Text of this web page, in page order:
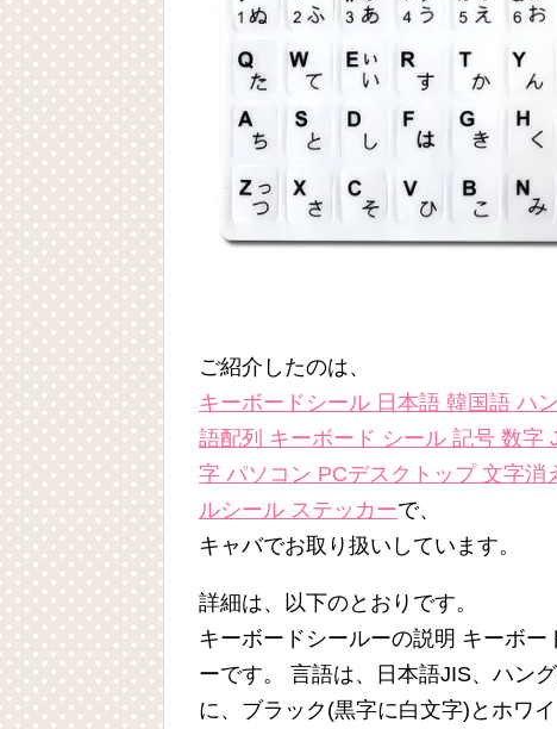
ご紹介したのは、
キーボードシール 日本語 韓国語 ハ
語配列 キーボード シール 記号 数字
字 パソコン PCデスクトップ 文字
ルシール ステッカーで、
キャバでお取り扱いしています。
詳細は、以下のとおりです。
キーボードシールーの説明 キーボ
ーです。 言語は、日本語JIS、ハン
に、ブラック(黒字に白文字)とホワ